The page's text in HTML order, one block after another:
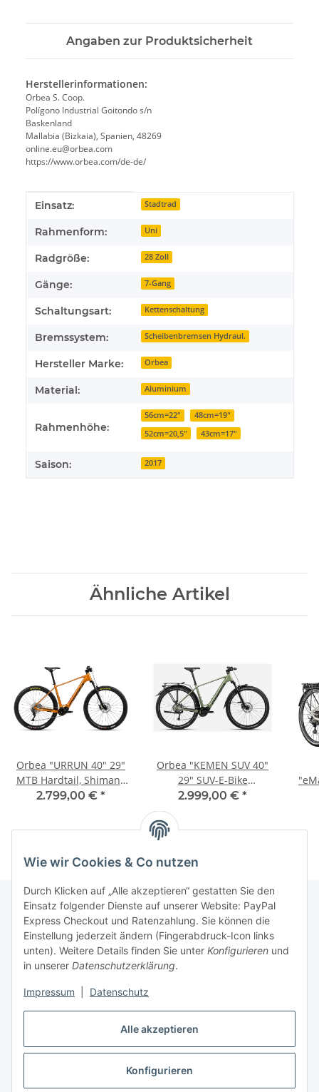
Alle akzeptieren
Konfigurieren
Wie wir Cookies & Co nutzen
Durch Klicken auf „Alle akzeptieren“ gestatten Sie den
Einsatz folgender Dienste auf unserer Website: PayPal
Express Checkout und Ratenzahlung. Sie können die
Einstellung jederzeit ändern (Fingerabdruck-Icon links
unten). Weitere Details finden Sie unter Konfigurieren und
in unserer Datenschutzerklärung.
Impressum Datenschutz
Angaben zur Produktsicherheit
Herstellerinformationen:
Orbea S. Coop.
Polígono Industrial Goitondo s/n
Baskenland
Mallabia (Bizkaia), Spanien, 48269
online.eu@orbea.com
https://www.orbea.com/de-de/
Produkteigenschaft
Wert
Einsatz: Stadtrad
Rahmenform: Uni
Radgröße: 28 Zoll
Gänge: 7-Gang
Schaltungsart: Kettenschaltung
Bremssystem: Scheibenbremsen Hydraul.
Hersteller Marke: Orbea
Material: Aluminium
Rahmenhöhe:
56cm=22"
48cm=19"
52cm=20,5"
43cm=17"
Saison: 2017
Ähnliche Artikel
Orbea "URRUN 40" 29"
MTB Hardtail, Shimano
Deore, 10-Gang, Antrieb
2.799,00 € *
Orbea "KEMEN SUV 40"
29" SUV-E-Bike
Diamantrahmen,
Shimano Acera, 8-Gang,
Shimano EP6, 60Nm,
2.999,00 € *
Informationen
Gesetzliche Informationen
Vertrag widerrufen